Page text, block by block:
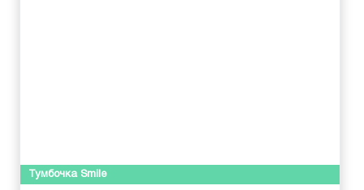
Тумбочка Smile